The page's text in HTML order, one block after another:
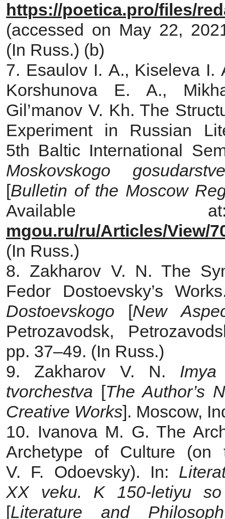
https://poetica.pro/files/
(accessed on May 22,
(In Russ.) (b)
7. Esaulov I. A., Kiseleva I.
Korshunova E. A.,
Gil’manov V. Kh. The
Experiment in Russian
5th Baltic International
Moskovskogo
[Bulletin of the Moscow
mgou.ru/ru/Articles/View/
(In Russ.)
8. Zakharov V. N. The
Fedor Dostoevsky’s
Dostoevskogo [New
Petrozavodsk,
pp. 37–49. (In Russ.)
9. Zakharov V. N.
tvorchestva [The Author’s
Creative Works]. Moscow,
10. Ivanova M. G. The
Archetype of Culture
V. F. Odoevsky). In:
ХХ
veku. K 150-letiyu
[Literature and